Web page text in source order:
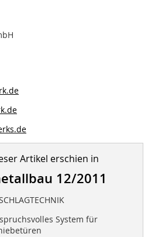
Artikel erschien in
12/2011
System für